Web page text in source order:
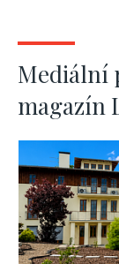
Mediální
magazín